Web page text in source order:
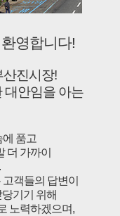
영합니다!
산진시장!
대안임을 아는
에 품고
더 가까이
객들의 답변이
기기 위해
노력하겠으며,